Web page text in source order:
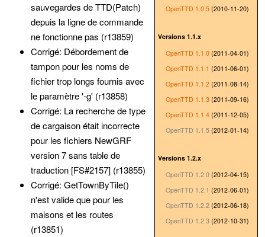
OpenTTD 1.0.5 (2010-11-20)
Versions 1.1.x
OpenTTD 1.1.0 (2011-04-01)
OpenTTD 1.1.1 (2011-06-01)
OpenTTD 1.1.2 (2011-08-14)
OpenTTD 1.1.3 (2011-09-16)
OpenTTD 1.1.4 (2011-12-05)
OpenTTD 1.1.5 (2012-01-14)
Versions 1.2.x
OpenTTD 1.2.0 (2012-04-15)
OpenTTD 1.2.1 (2012-06-01)
OpenTTD 1.2.2 (2012-06-18)
OpenTTD 1.2.3 (2012-10-31)
sauvegardes de TTD(Patch)
depuis la ligne de commande
ne fonctionne pas (r13859)
Corrigé: Débordement de
tampon pour les noms de
fichier trop longs fournis avec
le paramètre '-g' (r13858)
Corrigé: La recherche de type
de cargaison était incorrecte
pour les fichiers NewGRF
version 7 sans table de
traduction [FS#2157] (r13855)
Corrigé: GetTownByTile()
n'est valide que pour les
maisons et les routes
(r13851)